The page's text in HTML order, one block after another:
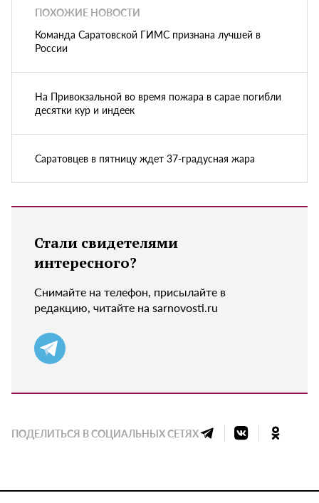
ПОХОЖИЕ НОВОСТИ
Команда Саратовской ГИМС признана лучшей в
России
На Привокзальной во время пожара в сарае погибли
десятки кур и индеек
Саратовцев в пятницу ждет 37-градусная жара
Стали свидетелями
интересного?
Снимайте на телефон, присылайте в
редакцию, читайте на sarnovosti.ru
ПОДЕЛИТЬСЯ В СОЦИАЛЬНЫХ СЕТЯХ